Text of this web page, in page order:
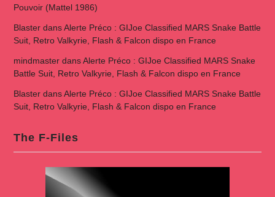
Pouvoir (Mattel 1986)
BlasterdansAlerte Préco : GIJoe Classified MARS Snake Battle
Suit, Retro Valkyrie, Flash & Falcon dispo en France
mindmasterdansAlerte Préco : GIJoe Classified MARS Snake
Battle Suit, Retro Valkyrie, Flash & Falcon dispo en France
BlasterdansAlerte Préco : GIJoe Classified MARS Snake Battle
Suit, Retro Valkyrie, Flash & Falcon dispo en France
The F-Files